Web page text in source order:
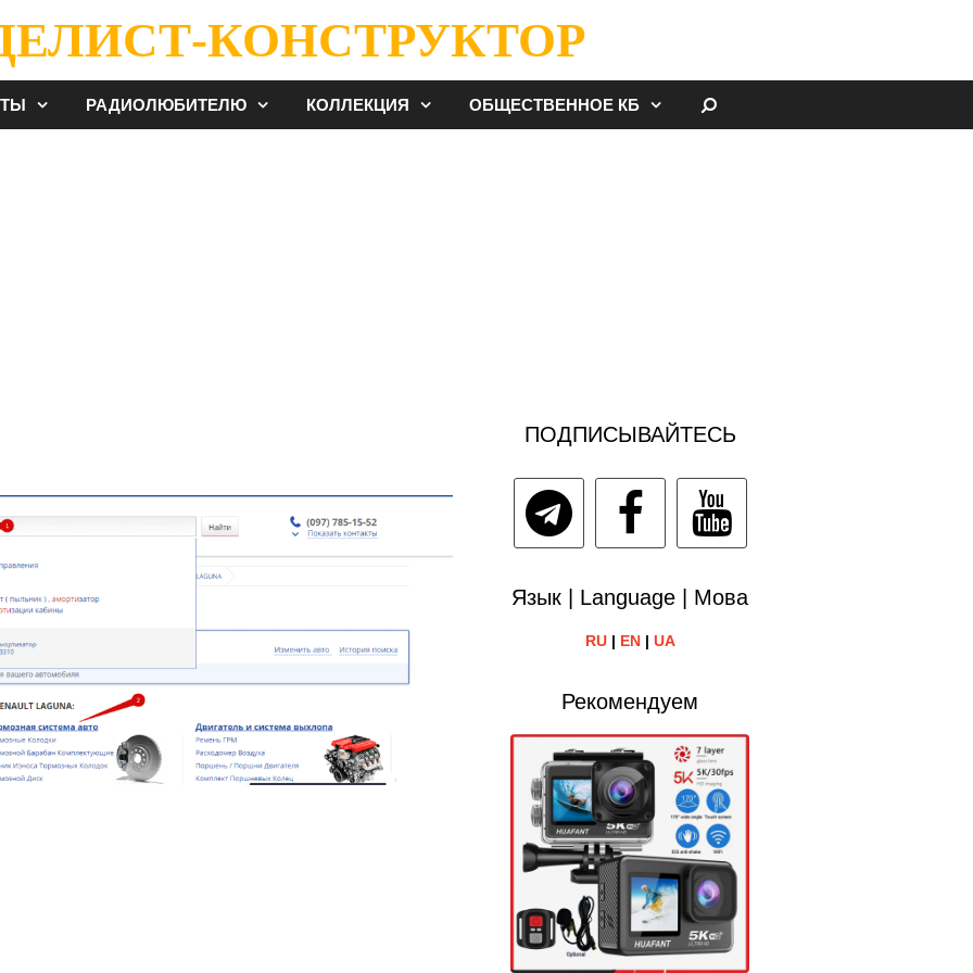
КОНСТРУКТОР
РАДИОЛЮБИТЕЛЮ КОЛЛЕКЦИЯ ОБЩЕСТВЕННОЕ КБ
ПОДПИСЫВАЙТЕСЬ
Язык | Language | Мова
RU| EN| UA
Рекомендуем